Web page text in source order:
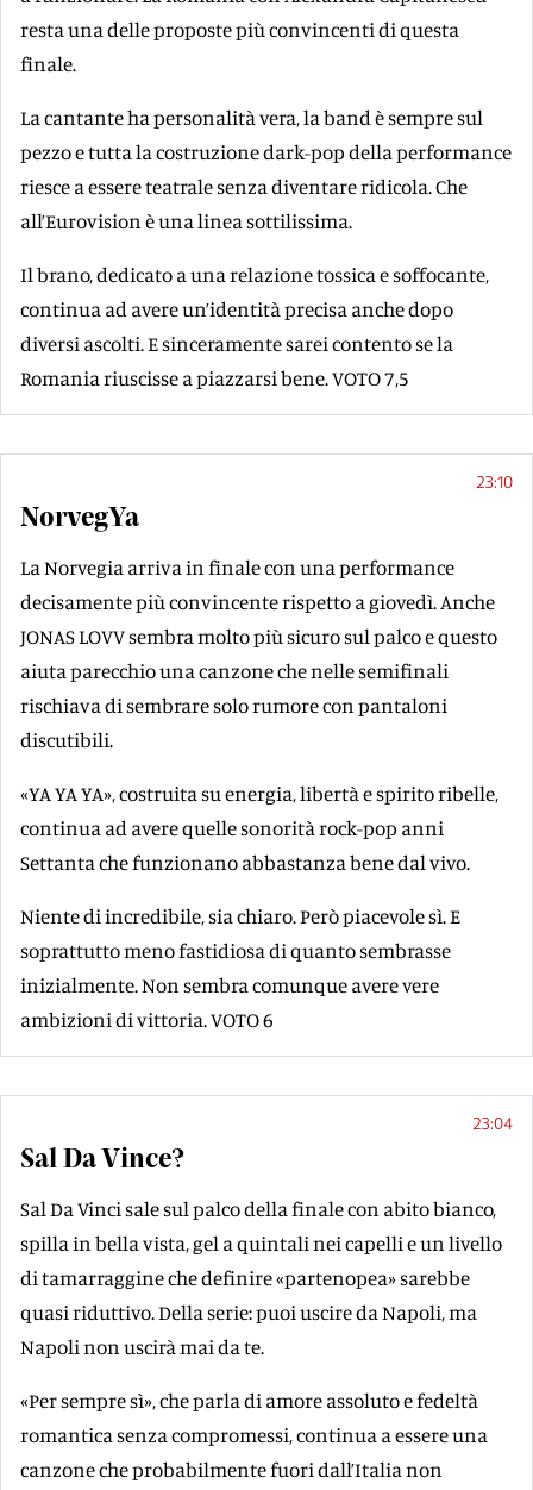
resta una delle proposte più convincenti di questa
finale.
La cantante ha personalità vera, la band è sempre sul
pezzo e tutta la costruzione dark-pop della performance
riesce a essere teatrale senza diventare ridicola. Che
all’Eurovision è una linea sottilissima.
Il brano, dedicato a una relazione tossica e soffocante,
continua ad avere un’identità precisa anche dopo
diversi ascolti. E sinceramente sarei contento se la
Romania riuscisse a piazzarsi bene. VOTO 7,5
23:10
NorvegYa
La Norvegia arriva in finale con una performance
decisamente più convincente rispetto a giovedì. Anche
JONAS LOVV sembra molto più sicuro sul palco e questo
aiuta parecchio una canzone che nelle semifinali
rischiava di sembrare solo rumore con pantaloni
discutibili.
«YA YA YA», costruita su energia, libertà e spirito ribelle,
continua ad avere quelle sonorità rock-pop anni
Settanta che funzionano abbastanza bene dal vivo.
Niente di incredibile, sia chiaro. Però piacevole sì. E
soprattutto meno fastidiosa di quanto sembrasse
inizialmente. Non sembra comunque avere vere
ambizioni di vittoria. VOTO 6
23:04
Sal Da Vince?
Sal Da Vinci sale sul palco della finale con abito bianco,
spilla in bella vista, gel a quintali nei capelli e un livello
di tamarraggine che definire «partenopea» sarebbe
quasi riduttivo. Della serie: puoi uscire da Napoli, ma
Napoli non uscirà mai da te.
«Per sempre sì», che parla di amore assoluto e fedeltà
romantica senza compromessi, continua a essere una
canzone che probabilmente fuori dall’Italia non